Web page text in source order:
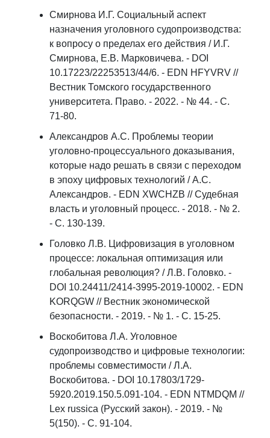
Смирнова И.Г. Социальный аспект
назначения уголовного судопроизводства:
к вопросу о пределах его действия / И.Г.
Смирнова, Е.В. Марковичева. - DOI
10.17223/22253513/44/6. - EDN HFYVRV //
Вестник Томского государственного
университета. Право. - 2022. - № 44. - С.
71-80.
Александров А.С. Проблемы теории
уголовно-процессуального доказывания,
которые надо решать в связи с переходом
в эпоху цифровых технологий / А.С.
Александров. - EDN XWCHZB // Судебная
власть и уголовный процесс. - 2018. - № 2.
- С. 130-139.
Головко Л.В. Цифровизация в уголовном
процессе: локальная оптимизация или
глобальная революция? / Л.В. Головко. -
DOI 10.24411/2414-3995-2019-10002. - EDN
KORQGW // Вестник экономической
безопасности. - 2019. - № 1. - C. 15-25.
Воскобитова Л.А. Уголовное
судопроизводство и цифровые технологии:
проблемы совместимости / Л.А.
Воскобитова. - DOI 10.17803/1729-
5920.2019.150.5.091-104. - EDN NTMDQM //
Lex russica (Русский закон). - 2019. - №
5(150). - С. 91-104.